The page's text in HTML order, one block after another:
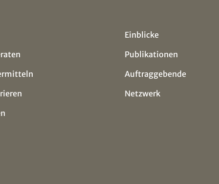
Einblicke
Publikationen
Auftraggebende
Netzwerk